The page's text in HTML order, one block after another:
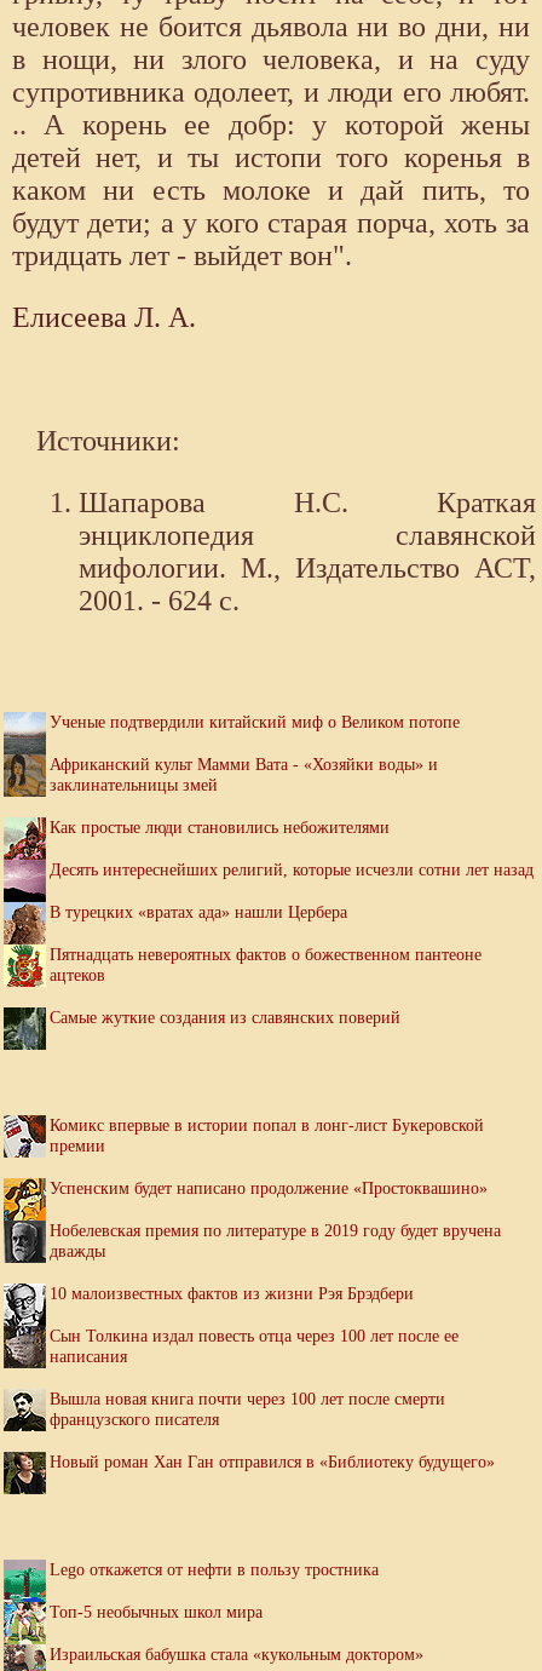
человек не боится дьявола ни во дни, ни
в нощи, ни злого человека, и на суду
супротивника одолеет, и люди его любят.
.. А корень ее добр: у которой жены
детей нет, и ты истопи того коренья в
каком ни есть молоке и дай пить, то
будут дети; а у кого старая порча, хоть за
тридцать лет - выйдет вон".
Елисеева Л. А.
Источники:
Шапарова Н.С. Краткая
энциклопедия славянской
мифологии. М., Издательство АСТ,
2001. - 624 с.
Ученые подтвердили китайский миф о Великом потопе
Африканский культ Мамми Вата - «Хозяйки воды» и
заклинательницы змей
Как простые люди становились небожителями
Десять интереснейших религий, которые исчезли сотни лет назад
В турецких «вратах ада» нашли Цербера
Пятнадцать невероятных фактов о божественном пантеоне
ацтеков
Самые жуткие создания из славянских поверий
Комикс впервые в истории попал в лонг-лист Букеровской
премии
Успенским будет написано продолжение «Простоквашино»
Нобелевская премия по литературе в 2019 году будет вручена
дважды
10 малоизвестных фактов из жизни Рэя Брэдбери
Сын Толкина издал повесть отца через 100 лет после ее
написания
Вышла новая книга почти через 100 лет после смерти
французского писателя
Новый роман Хан Ган отправился в «Библиотеку будущего»
Lego откажется от нефти в пользу тростника
Топ-5 необычных школ мира
Израильская бабушка стала «кукольным доктором»